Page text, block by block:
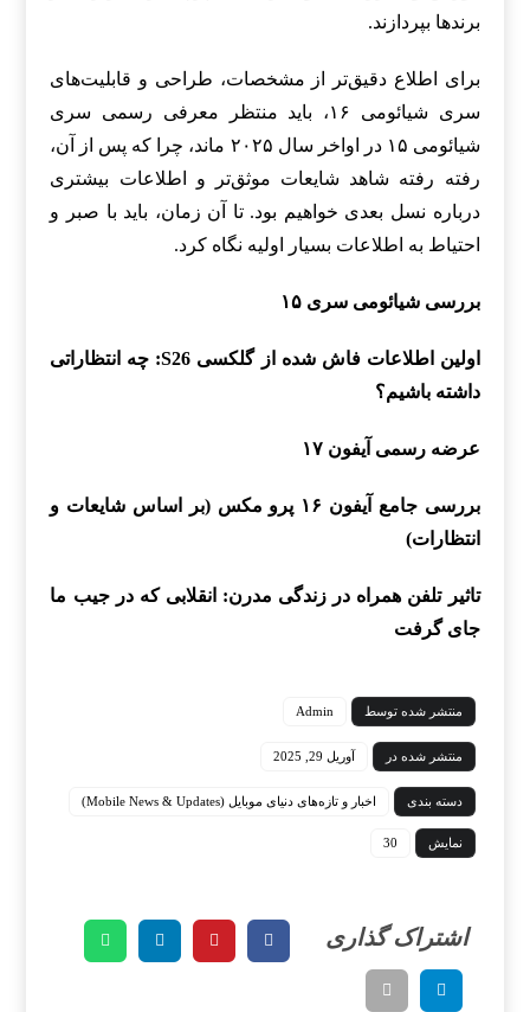
برندها بپردازند.
برای اطلاع دقیق‌تر از مشخصات، طراحی و قابلیت‌های
سری شیائومی ۱۶، باید منتظر معرفی رسمی سری
شیائومی ۱۵ در اواخر سال ۲۰۲۵ ماند، چرا که پس از آن،
رفته رفته شاهد شایعات موثق‌تر و اطلاعات بیشتری
درباره نسل بعدی خواهیم بود. تا آن زمان، باید با صبر و
احتیاط به اطلاعات بسیار اولیه نگاه کرد.
بررسی شیائومی سری ۱۵
اولین اطلاعات فاش شده از گلکسی S26: چه انتظاراتی
داشته باشیم؟
عرضه رسمی آیفون ۱۷
بررسی جامع آیفون ۱۶ پرو مکس (بر اساس شایعات و
انتظارات)
تاثیر تلفن همراه در زندگی مدرن: انقلابی که در جیب ما
جای گرفت
منتشر شده توسط Admin
منتشر شده در آوریل 29, 2025
دسته بندی اخبار و تازه‌های دنیای موبایل (Mobile News & Updates)
نمایش 30